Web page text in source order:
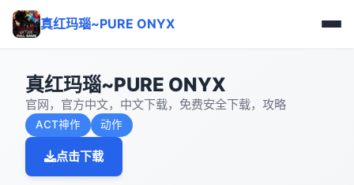
真红玛瑙~PURE ONYX
真红玛瑙~PURE ONYX
官网，官方中文，中文下载，免费安全下载，攻略
ACT神作 动作
点击下载